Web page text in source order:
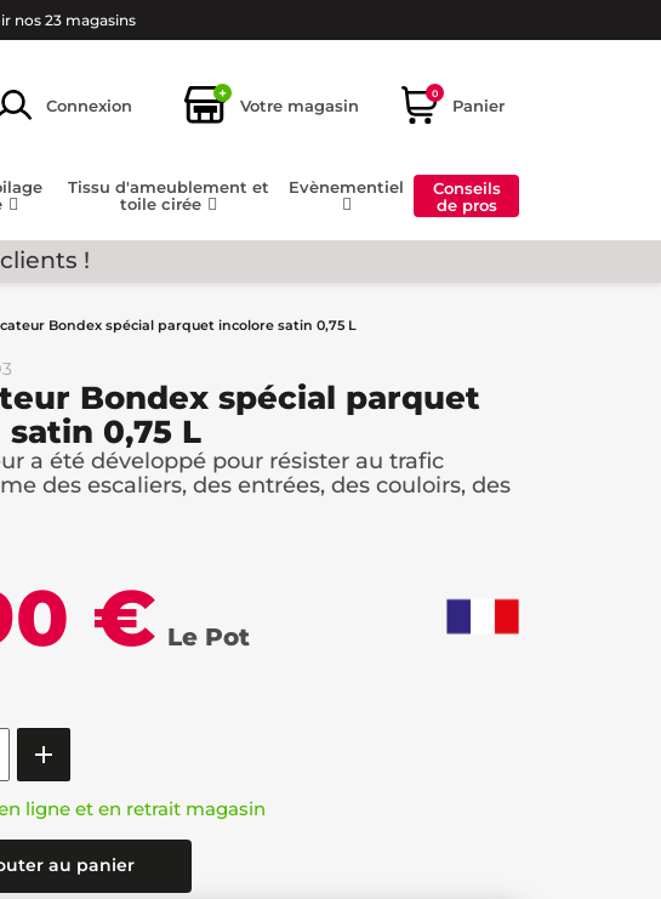
nos 23 magasins
Connexion
+
Votre magasin
0
Panier
Tissu d'ameublement et
toile cirée
Evènementiel
Conseils
de pros
clients !
Bondex spécial parquet incolore satin 0,75 L
Bondex spécial parquet
0,75 L
a été développé pour résister au trafic
des escaliers, des entrées, des couloirs, des
€ Le Pot
ligne et en retrait magasin
au panier